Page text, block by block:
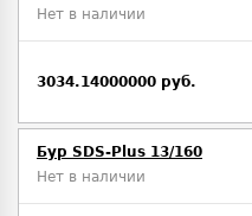
Нет в наличии
3034.14000000 руб.
Бур SDS-Plus 13/160
Нет в наличии